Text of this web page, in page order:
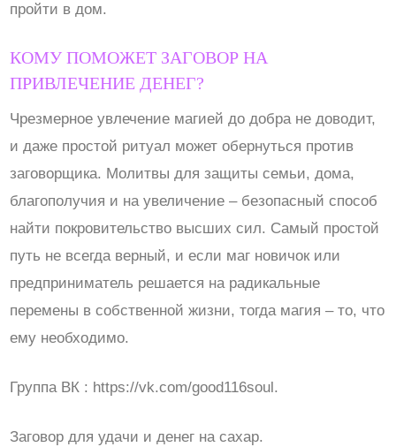
пройти в дом.
КОМУ ПОМОЖЕТ ЗАГОВОР НА
ПРИВЛЕЧЕНИЕ ДЕНЕГ?
Чрезмерное увлечение магией до добра не доводит,
и даже простой ритуал может обернуться против
заговорщика. Молитвы для защиты семьи, дома,
благополучия и на увеличение – безопасный способ
найти покровительство высших сил. Самый простой
путь не всегда верный, и если маг новичок или
предприниматель решается на радикальные
перемены в собственной жизни, тогда магия – то, что
ему необходимо.
Группа ВК : https://vk.com/good116soul.
Заговор для удачи и денег на сахар.